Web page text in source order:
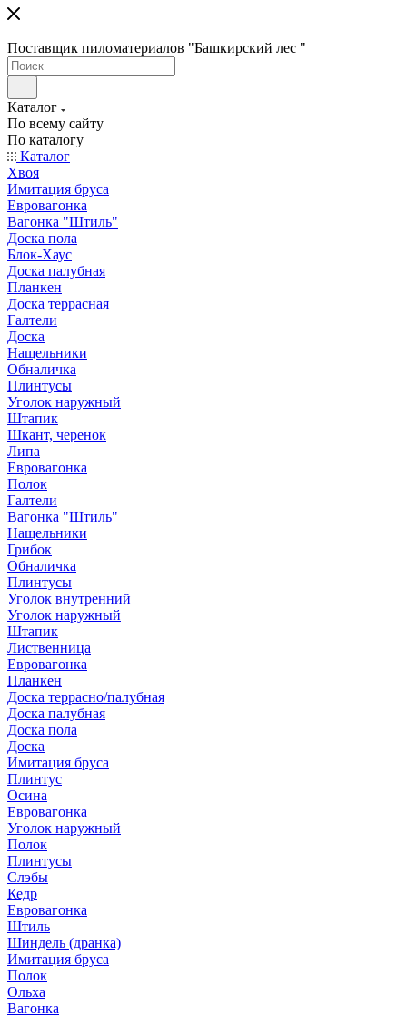
Поставщик пиломатериалов "Башкирский лес "
Каталог
По всему сайту
По каталогу
Каталог
Хвоя
Имитация бруса
Евровагонка
Вагонка "Штиль"
Доска пола
Блок-Хаус
Доска палубная
Планкен
Доска террасная
Галтели
Доска
Нащельники
Обналичка
Плинтусы
Уголок наружный
Штапик
Шкант, черенок
Липа
Евровагонка
Полок
Галтели
Вагонка "Штиль"
Нащельники
Грибок
Обналичка
Плинтусы
Уголок внутренний
Уголок наружный
Штапик
Лиственница
Евровагонка
Планкен
Доска террасно/палубная
Доска палубная
Доска пола
Доска
Имитация бруса
Плинтус
Осина
Евровагонка
Уголок наружный
Полок
Плинтусы
Слэбы
Кедр
Евровагонка
Штиль
Шиндель (дранка)
Имитация бруса
Полок
Ольха
Вагонка